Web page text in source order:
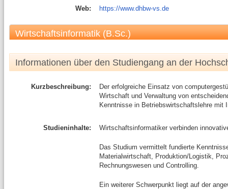
Web:
https://www.dhbw-vs.de
Wirtschaftsinformatik (B.Sc.)
Informationen über den Studiengang an der
Kurzbeschreibung:
Der erfolgreiche Einsatz von
Wirtschaft und Verwaltung von
Kenntnisse in Betriebswirtschaftslehre mit
Studieninhalte: Wirtschaftsinformatiker verbinden
Das Studium vermittelt fundierte
Materialwirtschaft, Produktion/Logistik,
Rechnungswesen und Controlling.
Ein weiterer Schwerpunkt liegt auf der